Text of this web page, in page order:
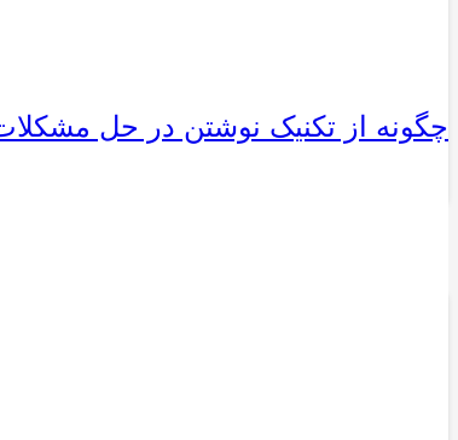
چگونه از تکنیک نوشتن در حل